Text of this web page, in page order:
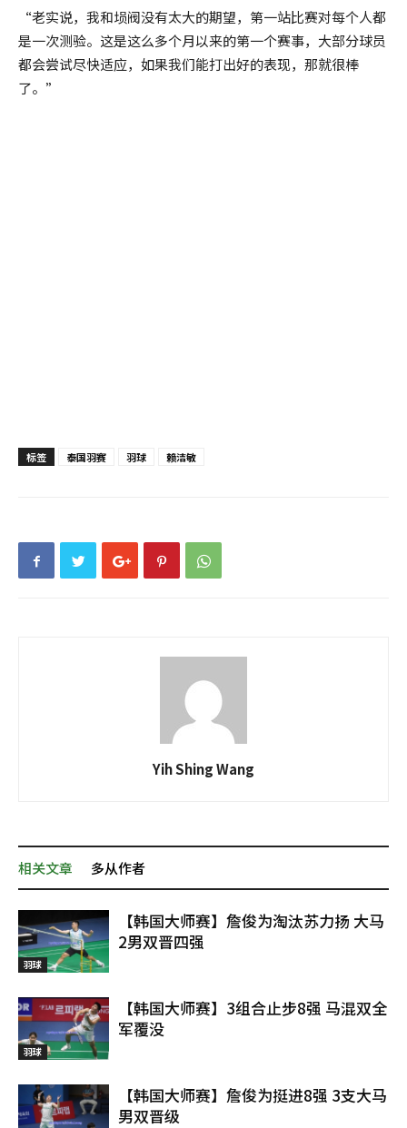
“老实说，我和埙阀没有太大的期望，第一站比赛对每个人都
是一次测验。这是这么多个月以来的第一个赛事，大部分球员
都会尝试尽快适应，如果我们能打出好的表现，那就很棒
了。”
标签 泰国羽赛 羽球 赖洁敏
Yih Shing Wang
相关文章 多从作者
羽球
【韩国大师赛】詹俊为淘汰苏力扬 大马
2男双晋四强
羽球
【韩国大师赛】3组合止步8强 马混双全
军覆没
【韩国大师赛】詹俊为挺进8强 3支大马
男双晋级